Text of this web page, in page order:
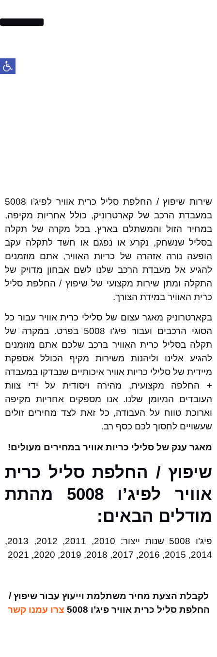
שירות שיפוץ / החלפת סליל כרית אוויר לפיג’ו 5008
במעבדת הרכב של קארטרוניק, כולל אחריות מקיפה,
במחיר הזול והמשתלם בארץ. בכל מקרה של תקלה
בסליל שנשחק, נקרע או נפגם או חשד לתקלה עקב
הופעה נורה אזהרה של כריות האוויר, אתם מוזמנים
להגיע אל מעבדת הרכב שלנו לשם אבחון מדויק של
התקלה ומתן שירות מקצועי של שיפוץ / החלפת סליל
כרית האוויר במידת הצורך.
בקארטרוניק מאגר עצום של סלילי כרית אוויר עבור כל
הסוגי הרכבים ועבור פיג’ו 5008 בפרט. במקרה של
תקלה בסליל כרית האוויר ברכב שלכם אתם מוזמנים
להגיע אלינו וליהנות משירות מקיף הכולל אספקת
מיידית של סלילי כריות אוויר איכותיים שנבדקו במעבדה
+ החלפה מקצועית, מהירה ויסודית על ידי צוות
העובדים המיומן שלנו. אנו מספקים אחריות מקיפה
וארוכת טווח על העבודה, כל זאת לצד מחירים זולים
שעשויים לחסוך לכם כסף רב.
מאגר ענק של סלילי כריות אוויר במחירים מעולים!
שיפוץ / החלפת סליל כרית
אוויר לפיג’ו 5008 מהתת
מודלים הבאים:
פיג’ו 5008 שנות ייצור: 2010, 2011, 2012, 2013,
2014, 2015, 2016, 2017, 2018, 2019, 2020, 2021
לקבלת הצעת מחיר משתלמת וייעוץ עבור שיפוץ /
החלפת סליל כרית אוויר פיג’ו 5008
צרו עמנו קשר
פתח